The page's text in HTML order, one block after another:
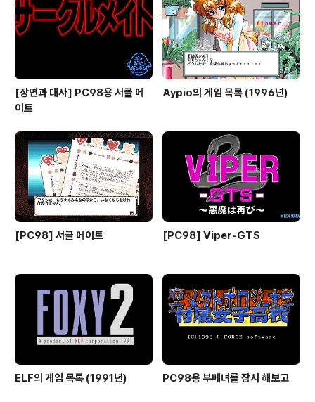
[장면과 대사] PC98용 서클 메
이트
Aypio의 게임 목록 (1996년)
[PC98] 서클 메이트 [PC98] Viper-GTS
ELF의 게임 목록 (1991년) PC98용 부메녀를 잠시 해보고